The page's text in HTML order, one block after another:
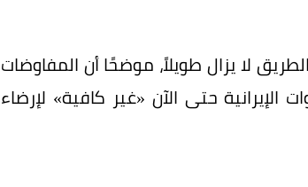
لا يزال طويلاً، موضحًا أن المفاوضات
حتى الآن «غير كافية» لإرضاء